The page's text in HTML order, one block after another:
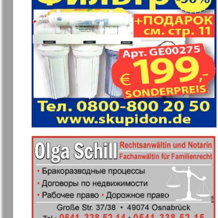
7
1
1
7
13 14
19 20
❬ Apelsin
Baden-
MK-Germany
Landsleute
MK-
Novije Semljaki nord.Aktuell
Partner Partner-
Telegraf